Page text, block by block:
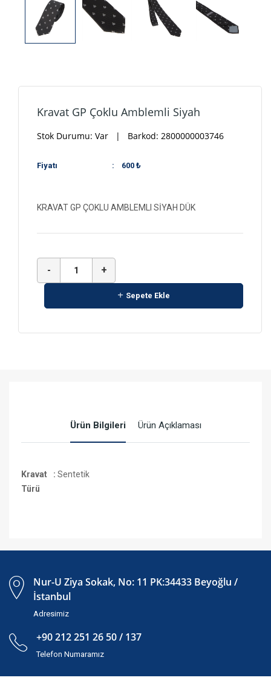
Kravat GP Çoklu Amblemli Siyah
Stok Durumu: Var | Barkod: 2800000003746
Fiyatı : 600 ₺
KRAVAT GP ÇOKLU AMBLEMLI SİYAH DÜK
- +
Sepete Ekle
Ürün Bilgileri Ürün Açıklaması
Kravat
Türü
: Sentetik
Nur-U Ziya Sokak, No: 11 PK:34433 Beyoğlu /
İstanbul
Adresimiz
+90 212 251 26 50 / 137
Telefon Numaramız